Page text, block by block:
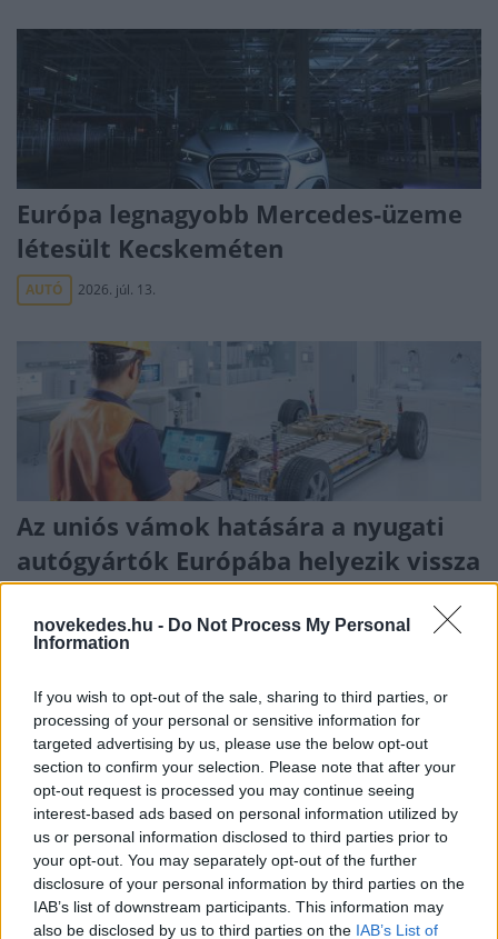
novekedes.hu - Do Not Process My Personal
Information
If you wish to opt-out of the sale, sharing to third parties, or
processing of your personal or sensitive information for
targeted advertising by us, please use the below opt-out
section to confirm your selection. Please note that after your
opt-out request is processed you may continue seeing
interest-based ads based on personal information utilized by
us or personal information disclosed to third parties prior to
your opt-out. You may separately opt-out of the further
disclosure of your personal information by third parties on the
IAB’s list of downstream participants. This information may
also be disclosed by us to third parties on the IAB’s List of
Európa legnagyobb Mercedes-üzeme
létesült Kecskeméten
AUTÓ 2026. júl. 13.
Az uniós vámok hatására a nyugati
autógyártók Európába helyezik vissza
az elektromosautó-gyártást
AUTÓ 2026. júl. 13.
1 2 3 4 5 ... 23
NÉPSZERŰ